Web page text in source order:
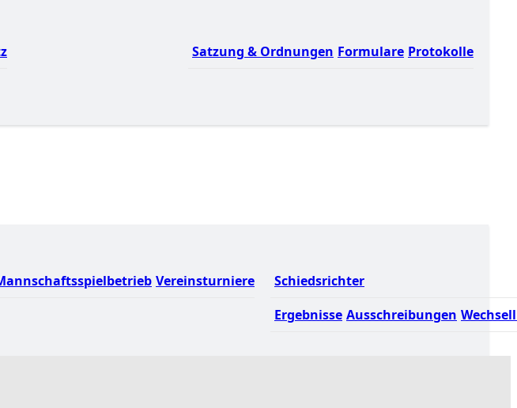
Satzung & Ordnungen Formulare Protokolle
Vereinsturniere
Schiedsrichter
Ergebnisse Ausschreibungen